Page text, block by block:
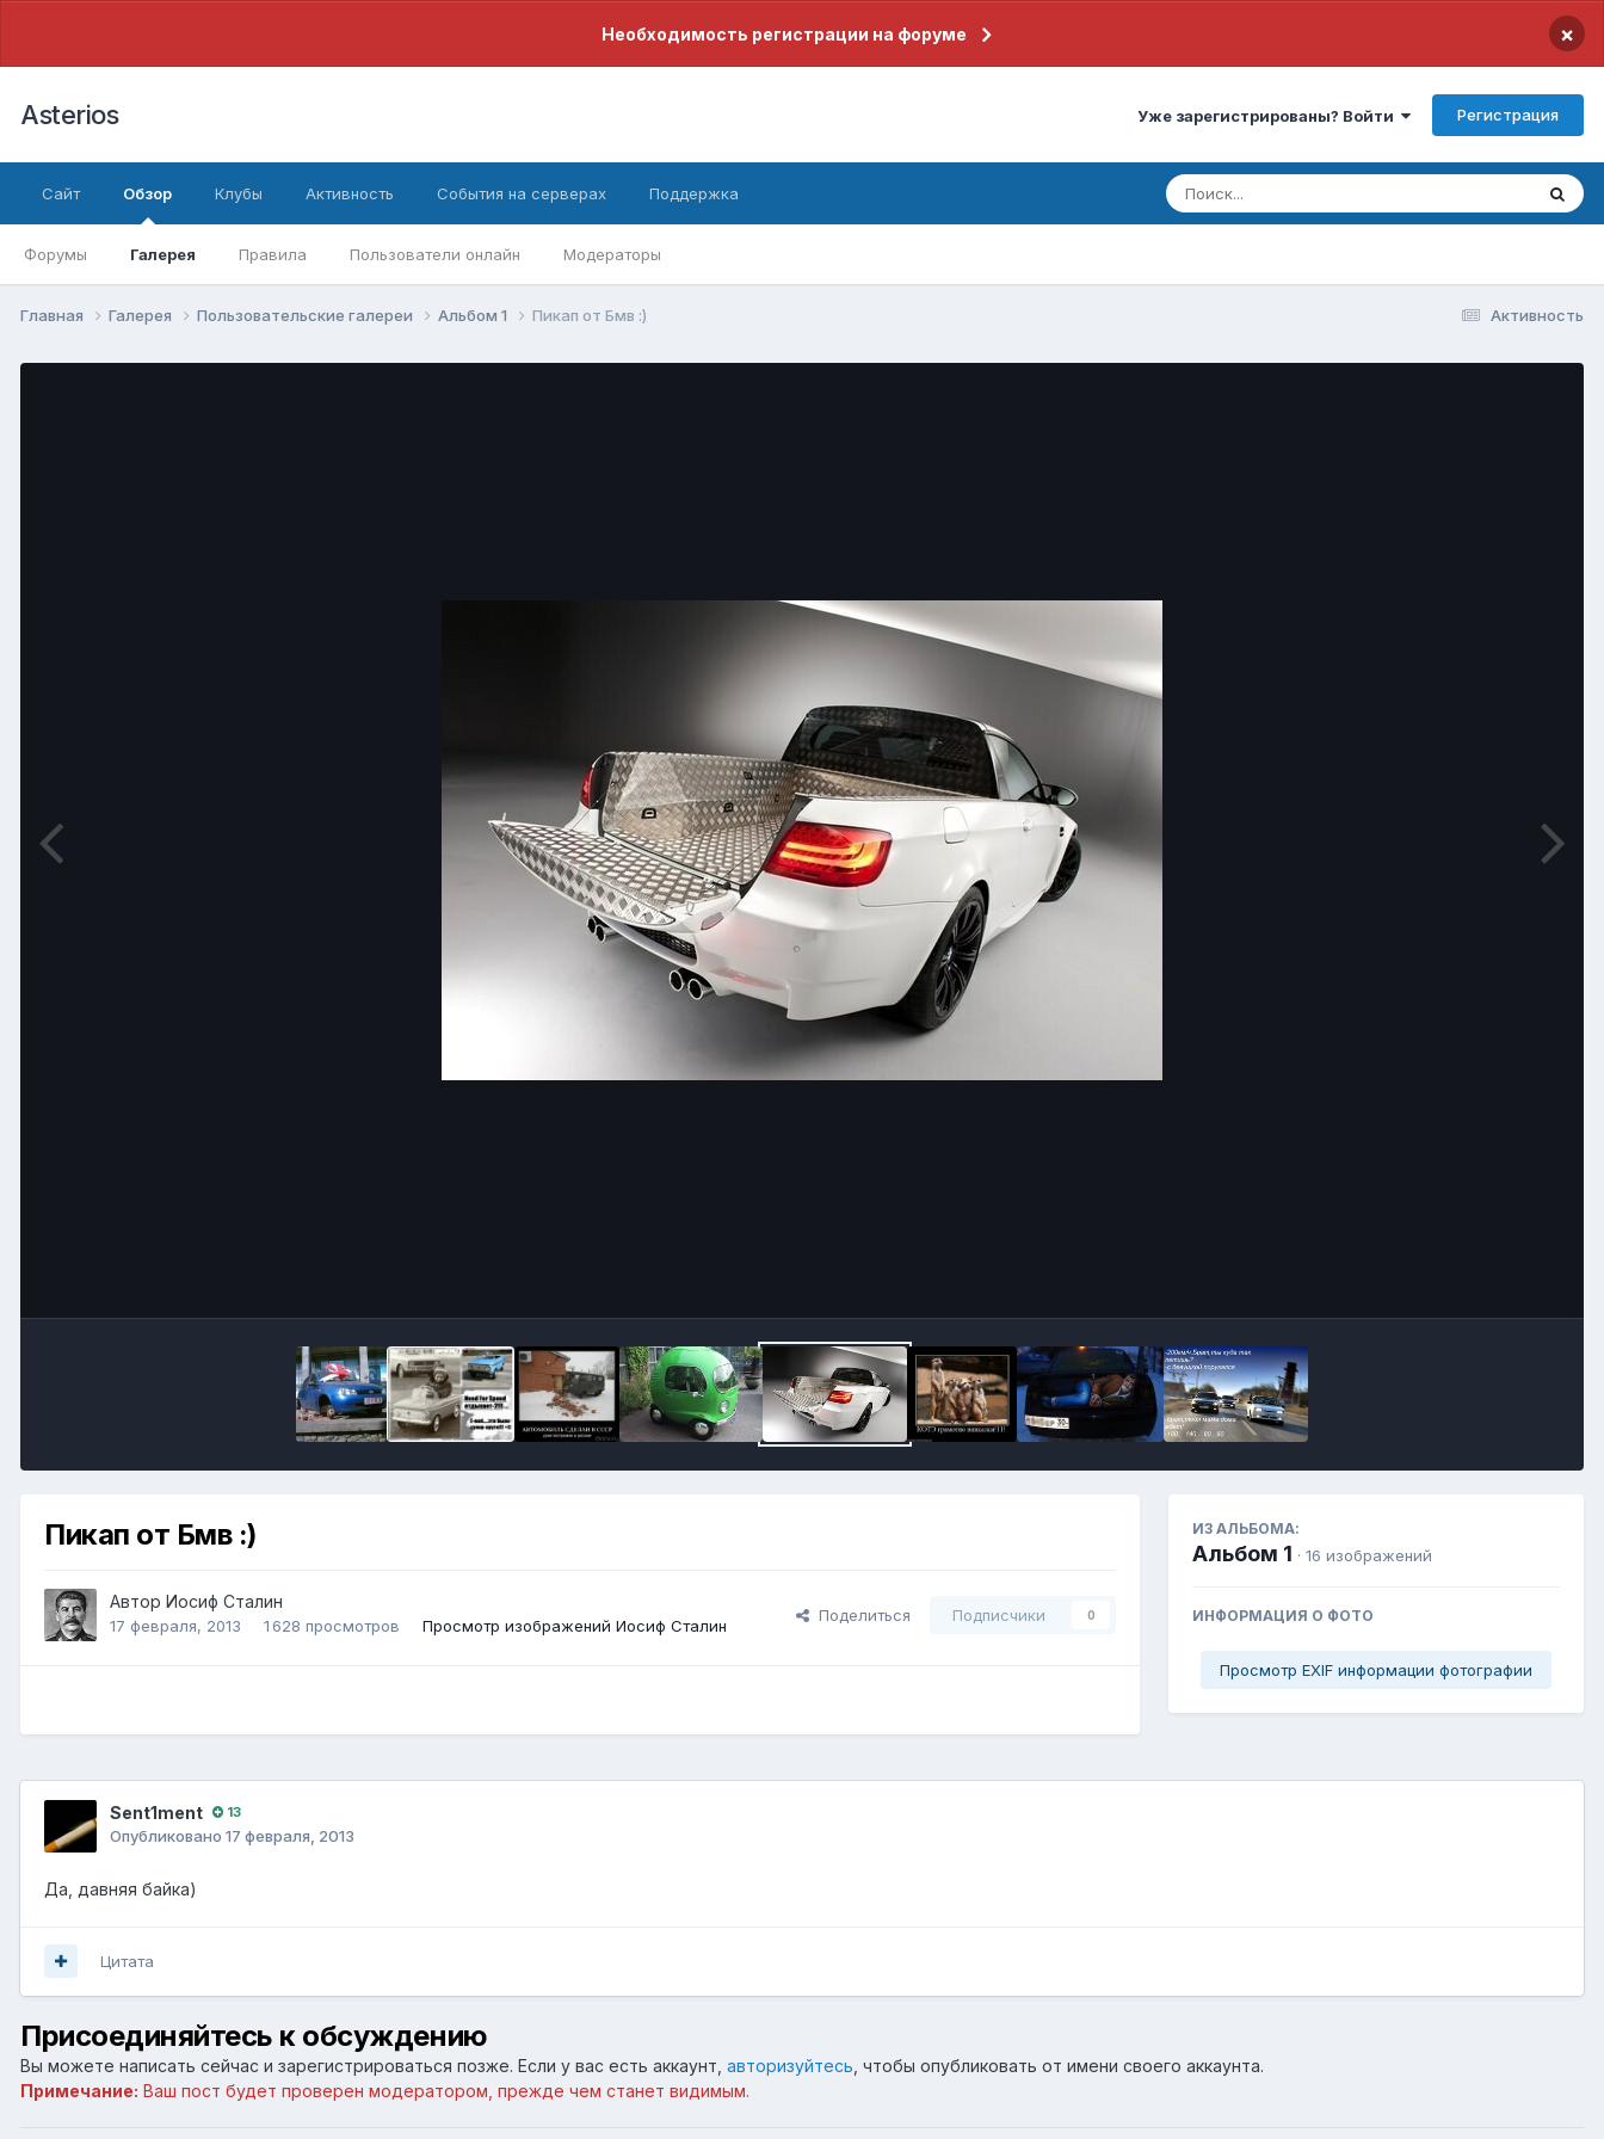
Необходимость регистрации на форуме ×
Asterios Уже зарегистрированы? Войти Регистрация
Сайт Обзор
Форумы Галерея Правила Пользователи онлайн Модераторы
Клубы Активность События на серверах Поддержка
Активность
Главная Галерея Пользовательские галереи Альбом 1 Пикап от Бмв :)
Пикап от Бмв :)
Автор Иосиф Сталин
17 февраля, 2013 1 628 просмотров Просмотр изображений Иосиф Сталин
Поделиться Подписчики 0
ИЗ АЛЬБОМА:
Альбом 1 · 16 изображений
ИНФОРМАЦИЯ О ФОТО
Просмотр EXIF информации фотографии
Sent1ment 13
Опубликовано 17 февраля, 2013
Да, давняя байка)
Цитата
Присоединяйтесь к обсуждению
Вы можете написать сейчас и зарегистрироваться позже. Если у вас есть аккаунт, авторизуйтесь , чтобы опубликовать от имени своего аккаунта.
Примечание: Ваш пост будет проверен модератором, прежде чем станет видимым.